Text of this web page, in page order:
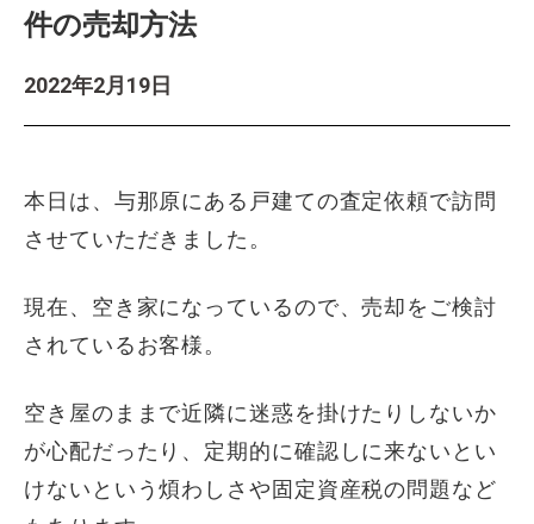
件の売却方法
2022年2月19日
本日は、与那原にある戸建ての査定依頼で訪問
させていただきました。
現在、空き家になっているので、売却をご検討
されているお客様。
空き屋のままで近隣に迷惑を掛けたりしないか
が心配だったり、定期的に確認しに来ないとい
けないという煩わしさや固定資産税の問題など